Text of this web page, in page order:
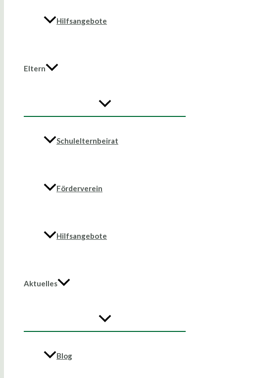
Hilfsangebote
Eltern
Schulelternbeirat
Förderverein
Hilfsangebote
Aktuelles
Blog